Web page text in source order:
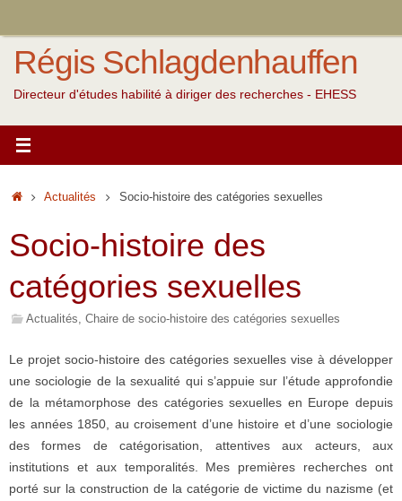
contenu
Régis Schlagdenhauffen
Directeur d'études habilité à diriger des recherches - EHESS
Accueil
Actualités Socio-histoire des catégories sexuelles
Socio-histoire des
catégories sexuelles
Actualités, Chaire de socio-histoire des catégories sexuelles
Le projet socio-histoire des catégories sexuelles vise à développer
une sociologie de la sexualité qui s’appuie sur l’étude approfondie
de la métamorphose des catégories sexuelles en Europe depuis
les années 1850, au croisement d’une histoire et d’une sociologie
des formes de catégorisation, attentives aux acteurs, aux
institutions et aux temporalités. Mes premières recherches ont
porté sur la construction de la catégorie de victime du nazisme (et